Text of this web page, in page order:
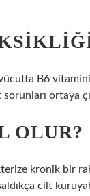
B6
ortaya
OLUR?
kronik bir
cilt